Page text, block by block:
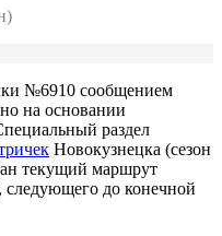
№6910 сообщением
на основании
раздел
Новокузнецка (сезон
текущий маршрут
следующего до конечной